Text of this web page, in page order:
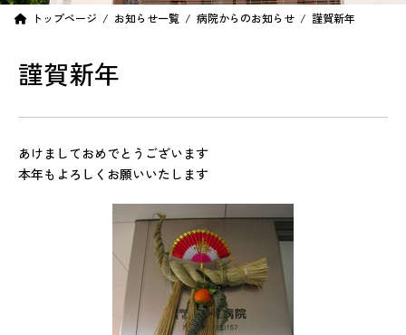
トップページ お知らせ一覧 病院からのお知らせ 謹賀新年
謹賀新年
あけましておめでとうございます
本年もよろしくお願いいたします